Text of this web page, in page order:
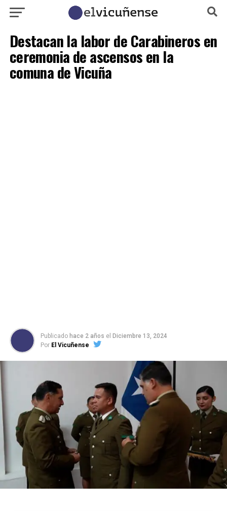
Destacan la labor de Carabineros en
ceremonia de ascensos en la
comuna de Vicuña
Publicado hace 2 años el Diciembre 13, 2024
Por El Vicuñense